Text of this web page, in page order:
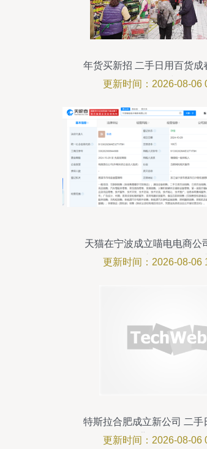
年货买新招 二手日用百货成
尚
更新时间：2026-08-06
天猫在宁波成立喵电电商公
源汽车与二手销售
更新时间：2026-08-06
特斯拉合肥成立新公司 二手
背后的深层意图
更新时间：2026-08-06